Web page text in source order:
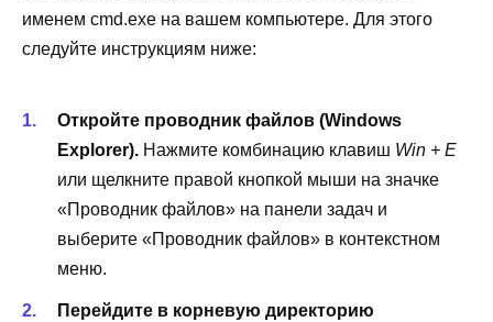
именем cmd.exe на вашем компьютере. Для этого
следуйте инструкциям ниже:
Откройте проводник файлов (Windows
Explorer). Нажмите комбинацию клавиш Win + E
или щелкните правой кнопкой мыши на значке
«Проводник файлов» на панели задач и
выберите «Проводник файлов» в контекстном
меню.
Перейдите в корневую директорию